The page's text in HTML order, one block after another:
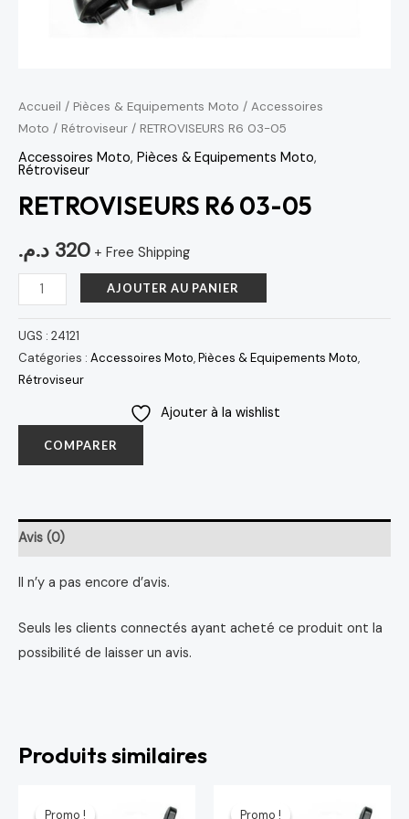
Accueil / Pièces & Equipements Moto / Accessoires
Moto / Rétroviseur / RETROVISEURS R6 03-05
Accessoires Moto, Pièces & Equipements Moto,
Rétroviseur
RETROVISEURS R6 03-05
320 د.م. + Free Shipping
AJOUTER AU PANIER
UGS : 24121
Catégories : Accessoires Moto,Pièces & Equipements Moto,
Rétroviseur
Ajouter à la wishlist
COMPARER
Avis (0)
Il n’y a pas encore d’avis.
Seuls les clients connectés ayant acheté ce produit ont la
possibilité de laisser un avis.
Produits similaires
Promo !
Promo ! Promo !
Promo !